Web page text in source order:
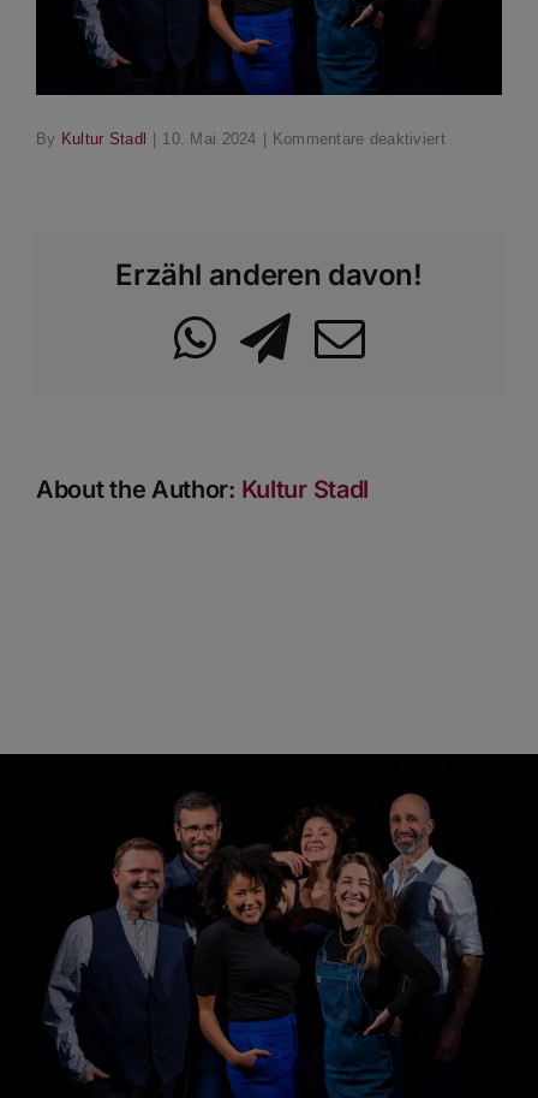
By Kultur Stadl | 10. Mai 2024 | Kommentare deaktiviertfür
Erzähl anderen davon!
WhatsApp
Telegram
Email
About the Author: Kultur Stadl